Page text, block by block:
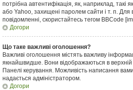
потрібна автентифікація, як, наприклад, такі
або Yahoo, захищені паролем сайти і т. п.
повідомленні, скористайтесь тегом BBCode
Догори
Що таке важливі оголошення?
Важливі оголошення містять важливу
якнайшвидше. Вони відображаються в верхній
Панелі керування. Можливість написання
надається адміністратором.
Догори